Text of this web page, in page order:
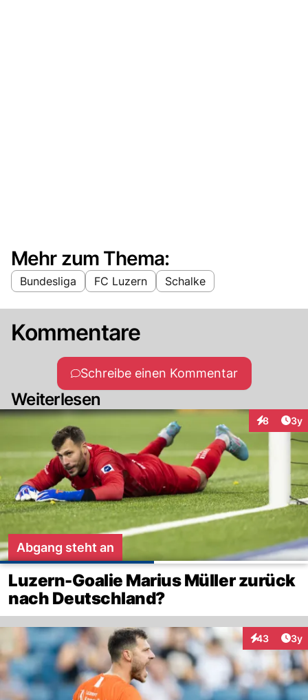
Mehr zum Thema:
Bundesliga FC Luzern Schalke
Kommentare
Schreibe einen Kommentar
Weiterlesen
8 3y
Abgang steht an
Luzern-Goalie Marius Müller zurück
nach Deutschland?
43
Interaktionen
3y